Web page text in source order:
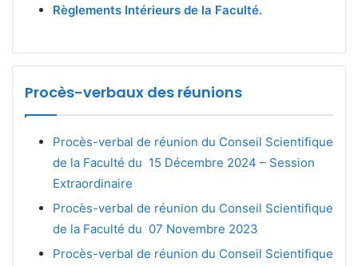
Règlements Intérieurs de la Faculté.
Procès-verbaux des réunions
Procès-verbal de réunion du Conseil Scientifique
de la Faculté du 15 Décembre 2024 – Session
Extraordinaire
Procès-verbal de réunion du Conseil Scientifique
de la Faculté du 07 Novembre 2023
Procès-verbal de réunion du Conseil Scientifique